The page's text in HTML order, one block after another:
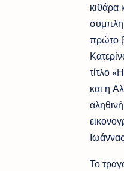
κιθάρα
πρώτο
τίτλο
και η
Το